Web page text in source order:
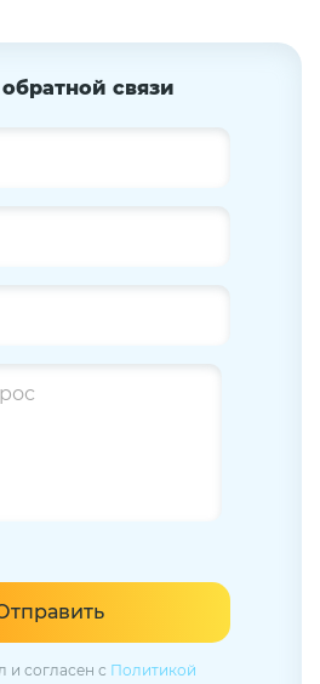
связи
и согласен с Политикой